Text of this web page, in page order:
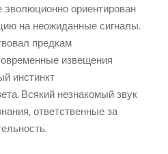
эволюционно ориентирован
на неожиданные сигналы.
предкам
извещения
инстинкт
Всякий незнакомый звук
ответственные за